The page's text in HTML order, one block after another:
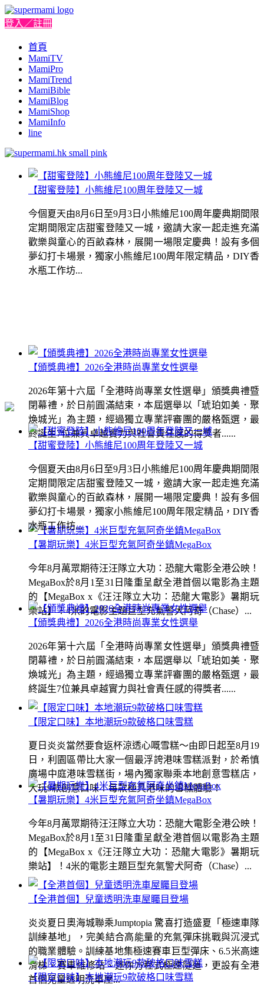
登入／註冊
首頁
MamiTV
MamiPro
MamiTrend
MamiBible
MamiBlog
MamiShop
MamiInfo
line
【甜蜜登陸】小熊維尼100周年登陸又一城
今個夏天由8月6日至9月3日小熊維尼100周年慶典期間限
定期間限定店甜蜜登陸又一城，邀請大家一起走進充滿
歡樂與童心的百畝森林，展開一場限定慶典！設有多個
夢幻打卡場景，獨家小熊維尼100周年限定精品，DIY香
水瓶工作坊...
【頒獎典禮】2026全港時尚專業女性選舉
2026年第十六屆「全港時尚專業女性選舉」頒獎典禮暨
閉幕禮，於日前圓滿結束，本屆選舉以「琥珀如美．聚
煥城光」為主題，經過獨立專業評審團的嚴格甄選，最
終誕生7位兼具卓越實力與社會責任感的得獎者......
【暑期玩樂】4米巨型充氣阿奇坐鎮MegaBox
今年8月萬眾期待汪汪隊立大功：恐龍大電影全港公映！
MegaBox於8月1至31日隆重呈獻全港首個以電影為主題
的【MegaBox x《汪汪隊立大功：恐龍大電影》暑期玩
樂站】！4米的電影主題巨型充氣警犬阿奇（Chase）...
【限定口味】本地潮玩9款破格口味雪糕
夏日炎炎當然要食返杯涼透心嘅雪糕～由即日起至8月19
日，利園區帶比大家一個最浮誇港味雪糕派對，於希慎
廣場中庭港味雪糕街，場內獨家聯乘本地創意雪糕店，
大玩9款創意口味！每款極具港味的雪糕體驗！
【全港首個】兒童透明洗車屋矚目登場
炎炎夏日奧海城聯乘Jumptopia 驚喜打造盛夏「極速車隊
訓練基地」，完美結合高能量的充氣彈床挑戰與沉浸式
的職業體驗。訓練基地集極速賽車巨型彈床、6.5米高速
滑梯、賽車維修站、迷你方程式極速隧道，更設有全港
首個兒童透明洗車屋...
【甜蜜登陸】小熊維尼100周年登陸又一城
今個夏天由8月6日至9月3日小熊維尼100周年慶典期間限
定期間限定店甜蜜登陸又一城，邀請大家一起走進充滿
歡樂與童心的百畝森林，展開一場限定慶典！設有多個
夢幻打卡場景，獨家小熊維尼100周年限定精品，DIY香
水瓶工作坊...
【頒獎典禮】2026全港時尚專業女性選舉
2026年第十六屆「全港時尚專業女性選舉」頒獎典禮暨
閉幕禮，於日前圓滿結束，本屆選舉以「琥珀如美．聚
煥城光」為主題，經過獨立專業評審團的嚴格甄選，最
終誕生7位兼具卓越實力與社會責任感的得獎者......
【暑期玩樂】4米巨型充氣阿奇坐鎮MegaBox
今年8月萬眾期待汪汪隊立大功：恐龍大電影全港公映！
MegaBox於8月1至31日隆重呈獻全港首個以電影為主題
的【MegaBox x《汪汪隊立大功：恐龍大電影》暑期玩
樂站】！4米的電影主題巨型充氣警犬阿奇（Chase）...
【限定口味】本地潮玩9款破格口味雪糕